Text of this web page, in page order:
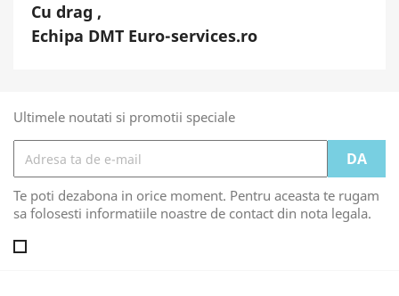
Cu drag ,
Echipa DMT Euro-services.ro
Ultimele noutati si promotii speciale
Te poti dezabona in orice moment. Pentru aceasta te rugam
sa folosesti informatiile noastre de contact din nota legala.